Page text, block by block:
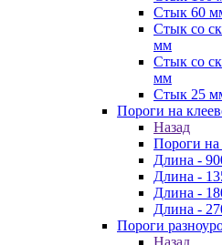
Стык 60
Стык со
мм
Стык со
мм
Стык 25
Пороги на
Назад
Пороги на
Длина -
Длина -
Длина -
Длина -
Пороги
Назад